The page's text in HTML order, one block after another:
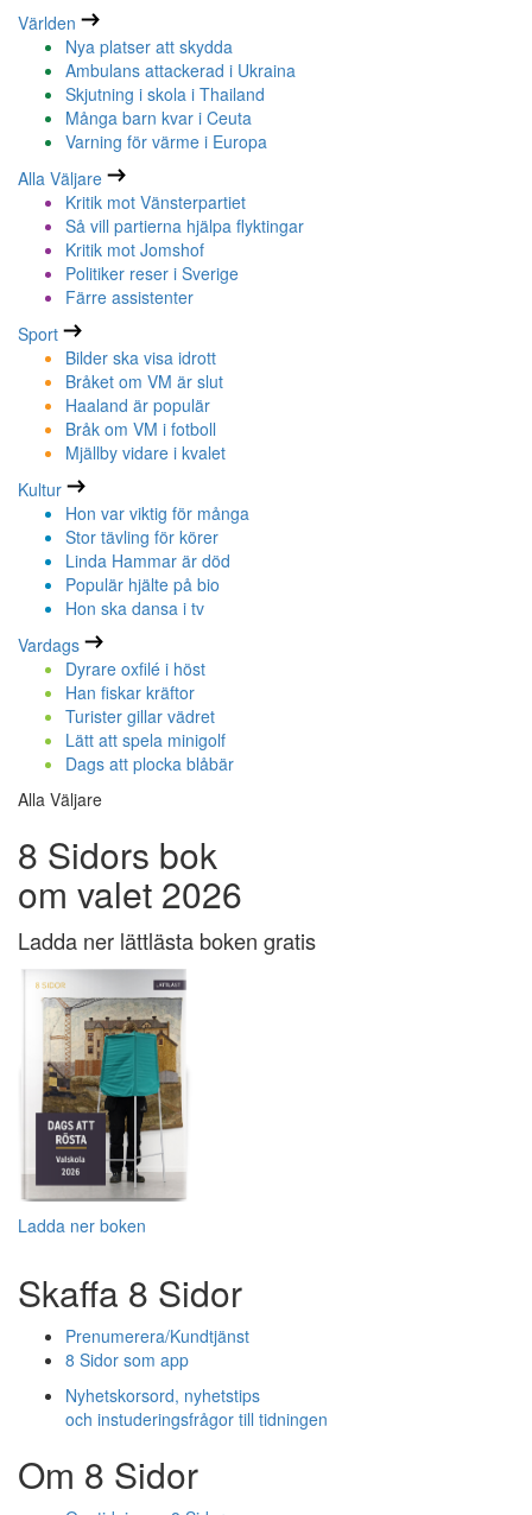
Världen
Nya platser att skydda
Ambulans attackerad i Ukraina
Skjutning i skola i Thailand
Många barn kvar i Ceuta
Varning för värme i Europa
Alla Väljare
Kritik mot Vänsterpartiet
Så vill partierna hjälpa flyktingar
Kritik mot Jomshof
Politiker reser i Sverige
Färre assistenter
Sport
Bilder ska visa idrott
Bråket om VM är slut
Haaland är populär
Bråk om VM i fotboll
Mjällby vidare i kvalet
Kultur
Hon var viktig för många
Stor tävling för körer
Linda Hammar är död
Populär hjälte på bio
Hon ska dansa i tv
Vardags
Dyrare oxfilé i höst
Han fiskar kräftor
Turister gillar vädret
Lätt att spela minigolf
Dags att plocka blåbär
Alla Väljare
8 Sidors bok
om valet 2026
Ladda ner lättlästa boken gratis
Ladda ner boken
Skaffa 8 Sidor
Prenumerera/Kundtjänst
8 Sidor som app
Nyhetskorsord, nyhetstips
och instuderingsfrågor till tidningen
Om 8 Sidor